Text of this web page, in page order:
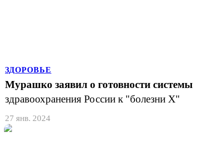
ЗДОРОВЬЕ
Мурашко заявил о готовности системы
здравоохранения России к "болезни Х"
27 янв. 2024